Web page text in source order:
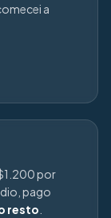
a
por
pago
resto